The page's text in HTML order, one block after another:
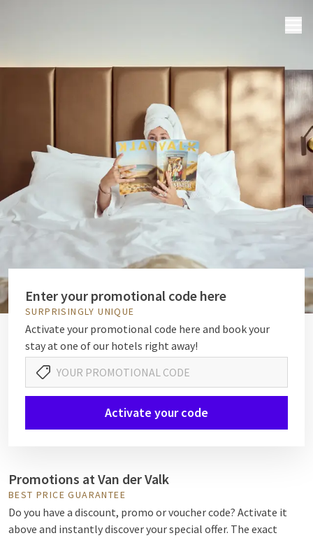
Enter your promotional code here
SURPRISINGLY UNIQUE
Activate your promotional code here and book your
stay at one of our hotels right away!
Activate your code
Promotions at Van der Valk
BEST PRICE GUARANTEE
Do you have a discount, promo or voucher code? Activate it
above and instantly discover your special offer. The exact